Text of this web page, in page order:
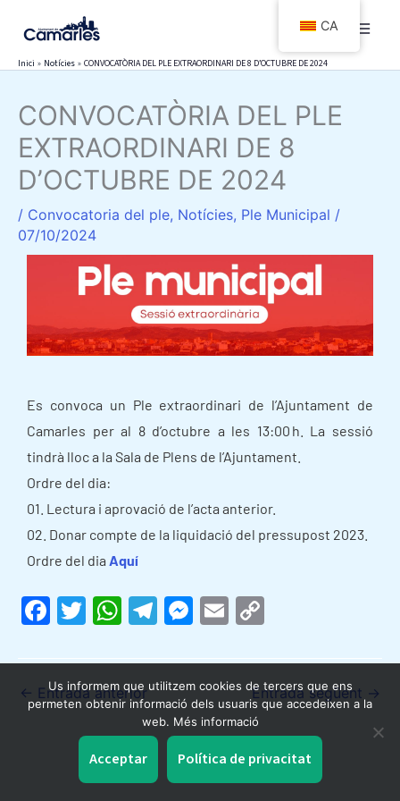
contingut
Inici Notícies CONVOCATÒRIA DEL PLE EXTRAORDINARI DE 8 D’OCTUBRE DE 2024
CONVOCATÒRIA DEL PLE
EXTRAORDINARI DE 8
D’OCTUBRE DE 2024
/ Convocatoria del ple, Notícies, Ple Municipal /
07/10/2024
Es convoca un Ple extraordinari de l’Ajuntament de
Camarles per al 8 d’octubre a les 13:00 h. La sessió
tindrà lloc a la Sala de Plens de l’Ajuntament.
Ordre del dia:
01. Lectura i aprovació de l’acta anterior.
02. Donar compte de la liquidació del pressupost 2023.
Ordre del dia Aquí
F
c
e
T
itt
er
W
at
s
p
p
T
e
gr
a
m
M
s
s
e
n
g
E
ai
l
p
y
n
k
← Entrada anterior Entrada següent →
CA
Us informem que utilitzem cookies de tercers que ens
permeten obtenir informació dels usuaris que accedeixen a la
web. Més informació
Acceptar Política de privacitat